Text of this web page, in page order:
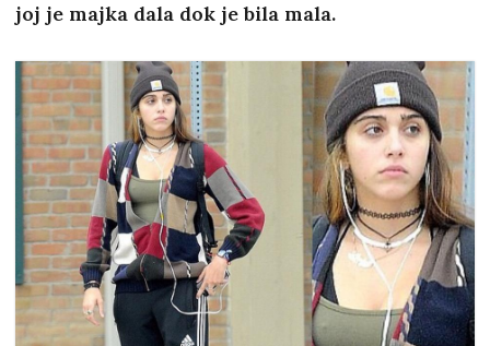
joj je majka dala dok je bila mala.